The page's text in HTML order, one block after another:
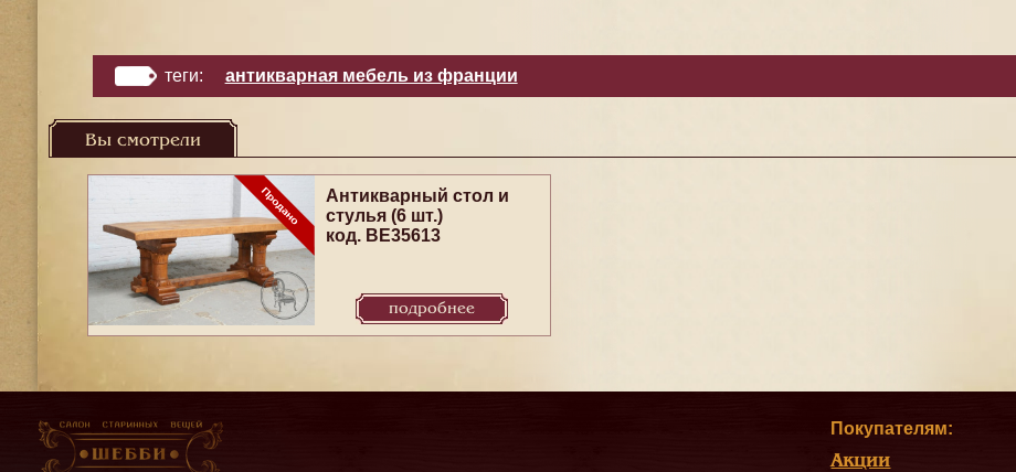
теги: антикварная мебель из франции
Вы смотрели
Антикварный стол и
стулья (6 шт.)
код. BE35613
подробнее
Покупателям:
Акции